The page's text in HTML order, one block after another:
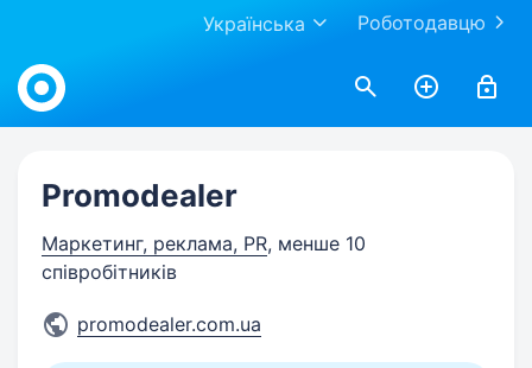
Роботодавцю
Українська
Work.ua
Promodealer
Маркетинг, реклама, PR, менше 10
співробітників
promodealer.com.ua